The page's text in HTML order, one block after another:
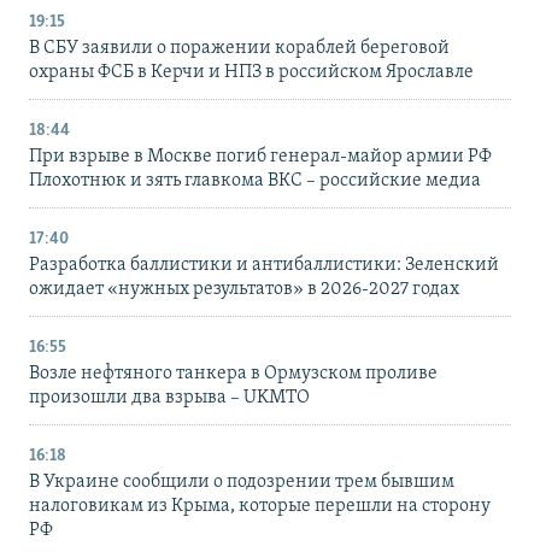
19:15
В СБУ заявили о поражении кораблей береговой
охраны ФСБ в Керчи и НПЗ в российском Ярославле
18:44
При взрыве в Москве погиб генерал-майор армии РФ
Плохотнюк и зять главкома ВКС – российские медиа
17:40
Разработка баллистики и антибаллистики: Зеленский
ожидает «нужных результатов» в 2026-2027 годах
16:55
Возле нефтяного танкера в Ормузском проливе
произошли два взрыва – UKMTO
16:18
В Украине сообщили о подозрении трем бывшим
налоговикам из Крыма, которые перешли на сторону
РФ